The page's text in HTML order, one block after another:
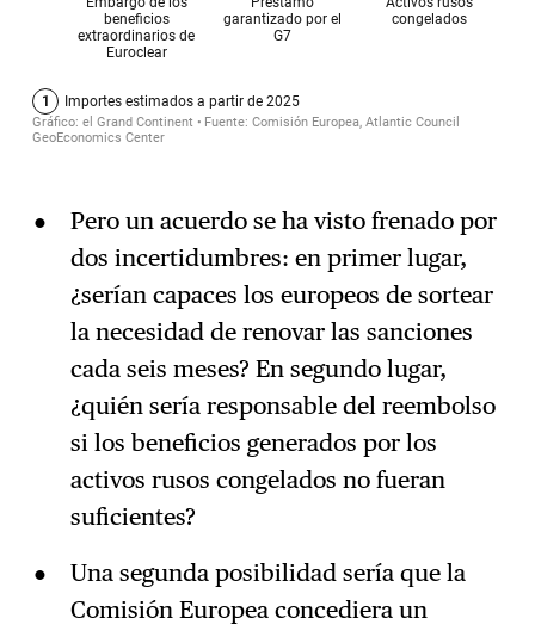
Pero un acuerdo se ha visto frenado por
dos incertidumbres: en primer lugar,
¿serían capaces los europeos de sortear
la necesidad de renovar las sanciones
cada seis meses? En segundo lugar,
¿quién sería responsable del reembolso
si los beneficios generados por los
activos rusos congelados no fueran
suficientes?
Una segunda posibilidad sería que la
Comisión Europea concediera un